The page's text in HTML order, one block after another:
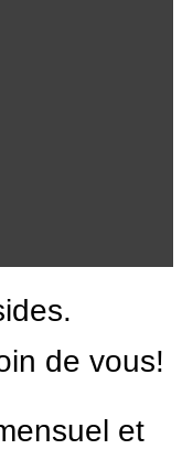
de vous!
et